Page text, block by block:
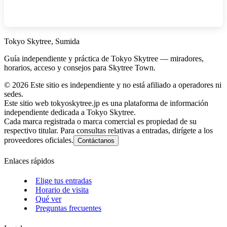
Tokyo Skytree, Sumida
Guía independiente y práctica de Tokyo Skytree — miradores,
horarios, acceso y consejos para Skytree Town.
© 2026 Este sitio es independiente y no está afiliado a operadores ni
sedes.
Este sitio web tokyoskytree.jp es una plataforma de información
independiente dedicada a Tokyo Skytree.
Cada marca registrada o marca comercial es propiedad de su
respectivo titular. Para consultas relativas a entradas, dirígete a los
proveedores oficiales. Contáctanos
Enlaces rápidos
Elige tus entradas
Horario de visita
Qué ver
Preguntas frecuentes